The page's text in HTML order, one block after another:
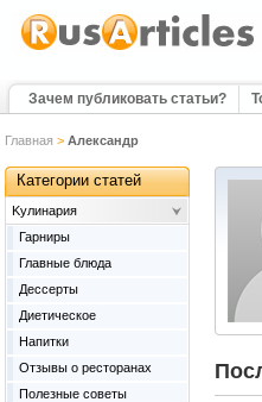
Зачем публиковать статьи?
Главная > Александр
Категории статей
Kулинария
Гарниры
Главные блюда
Дессерты
Диетическое
Напитки
Отзывы о ресторанах
Полезные советы